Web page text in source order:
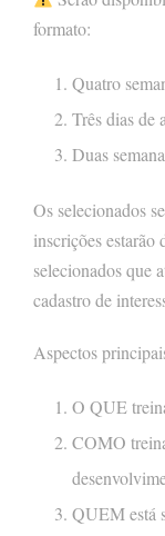
formato:
Quatro
Três dias de
Duas
Os selecionados
inscrições estarão
selecionados que
cadastro de
Aspectos
O QUE
COMO
QUEM está